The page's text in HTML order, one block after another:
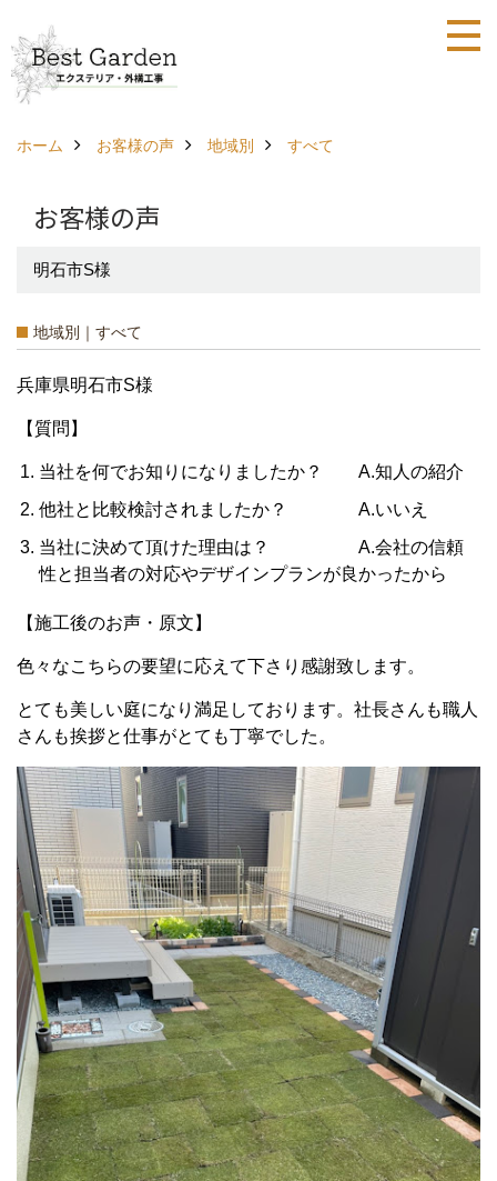
ホーム お客様の声 地域別 すべて
お客様の声
明石市S様
地域別｜すべて
兵庫県明石市S様
【質問】
当社を何でお知りになりましたか？ A.知人の紹介
他社と比較検討されましたか？ A.いいえ
当社に決めて頂けた理由は？ A.会社の信頼
性と担当者の対応やデザインプランが良かったから
【施工後のお声・原文】
色々なこちらの要望に応えて下さり感謝致します。
とても美しい庭になり満足しております。社長さんも職人
さんも挨拶と仕事がとても丁寧でした。